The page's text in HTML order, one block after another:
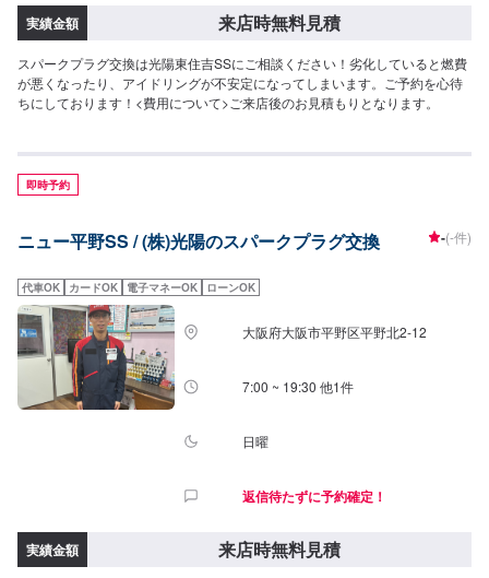
実績金額 来店時無料見積
スパークプラグ交換は光陽東住吉SSにご相談ください！劣化していると燃費
が悪くなったり、アイドリングが不安定になってしまいます。ご予約を心待
ちにしております！<費用について>ご来店後のお見積もりとなります。
即時予約
ニュー平野SS / (株)光陽のスパークプラグ交換 -(-件)
代車OK カードOK 電子マネーOK ローンOK
大阪府大阪市平野区平野北2-12
7:00 ~ 19:30 他1件
日曜
返信待たずに予約確定！
実績金額 来店時無料見積